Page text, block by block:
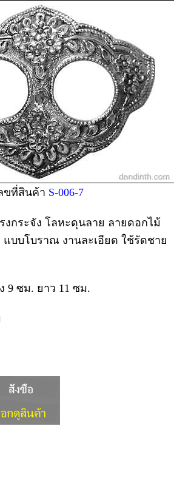
ขที่สินค้า S-006-7
กระจัง โลหะดุนลาย ลายดอกไม้
บบโบราณ งานละเอียด ใช้รัดชาย
9 ซม. ยาว 11 ซม.